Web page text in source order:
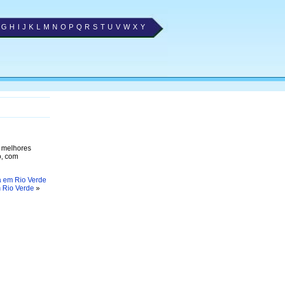
G H J K L M N O P Q R S T U V W X Y
com
em Rio Verde
Rio Verde »